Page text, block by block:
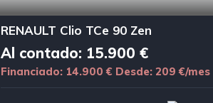
RENAULT Clio TCe 90 Zen
Al contado: 15.900 €
Financiado: 14.900 € Desde: 209 €/mes